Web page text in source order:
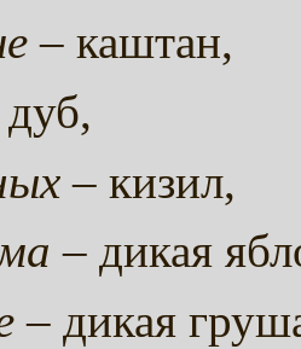
– каштан,
– кизил,
– дикая
– дикая